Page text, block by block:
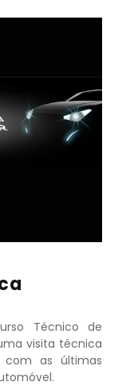
Técnico de
visita técnica
com as últimas